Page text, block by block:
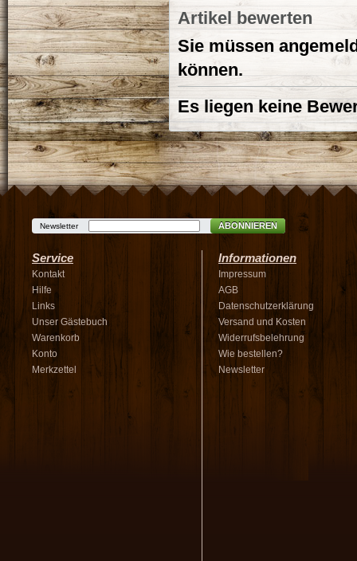
Artikel bewerten
Sie müssen
können.
Es liegen keine
Newsletter ABONNIEREN
Service
Kontakt
Hilfe
Links
Unser Gästebuch
Warenkorb
Konto
Merkzettel
Informationen
Impressum
AGB
Datenschutzerklärung
Versand und Kosten
Widerrufsbelehrung
Wie bestellen?
Newsletter